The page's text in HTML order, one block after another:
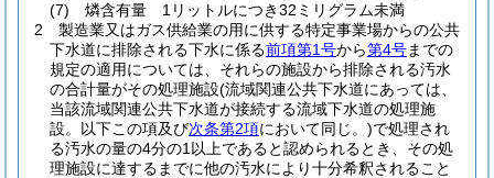
(7)
燐含有量 1リットルにつき32ミリグラム未満
2
製造業又はガス供給業の用に供する特定事業場からの公共
下水道に排除される下水に係る前項第1号から第4号までの
規定の適用については、それらの施設から排除される汚水
の合計量がその処理施設(流域関連公共下水道にあっては、
当該流域関連公共下水道が接続する流域下水道の処理施
設。以下この項及び次条第2項において同じ。)で処理され
る汚水の量の4分の1以上であると認められるとき、その処
理施設に達するまでに他の汚水により十分希釈されること